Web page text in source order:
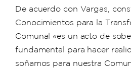
De acuerdo con Vargas,
Conocimientos para la
Comunal «es un acto de
fundamental para hacer
soñamos para nuestra